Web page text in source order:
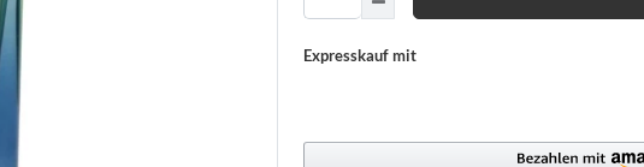
Expresskauf mit